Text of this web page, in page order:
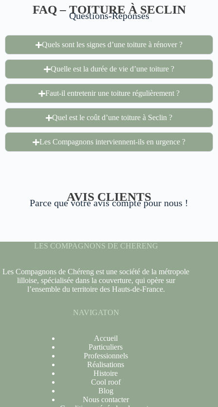
FAQ – TOITURE À SECLIN
Questions-Réponses
Quels sont les signes d’une toiture à rénover ?
Quelle est la durée de vie d’une toiture ?
Faut-il entretenir une toiture régulièrement ?
Quel est le coût d’une toiture à Seclin ?
Les Compagnons interviennent-ils en urgence ?
AVIS CLIENTS
Parce que votre avis compte pour nous !
LES COMPAGNONS DE CHERENG
Les Compagnons de Chéreng est une société de la métropole
lilloise, spécialisée dans la couverture, qui opère sur
l’ensemble du territoire des Hauts-de-France.
NAVIGATON
Accueil
Particuliers
Professionnels
Réalisations
Histoire
Cool roof
Blog
Nous contacter